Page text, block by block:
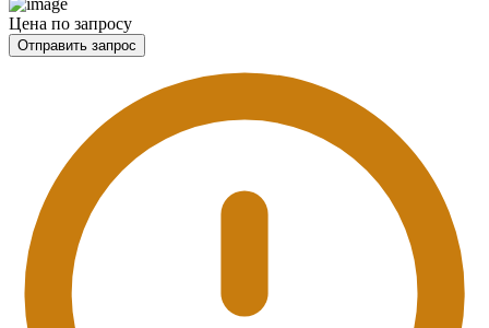
Цена по запросу
Отправить запрос